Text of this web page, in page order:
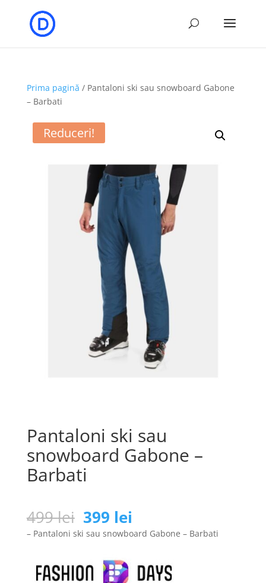
Prima pagină / Pantaloni ski sau snowboard Gabone
– Barbati
Reduceri!
Pantaloni ski sau
snowboard Gabone –
Barbati
499lei Prețul
inițial
a
fost:
499 lei.
399 lei
curent
este:
– Pantaloni ski sau snowboard Gabone – Barbati